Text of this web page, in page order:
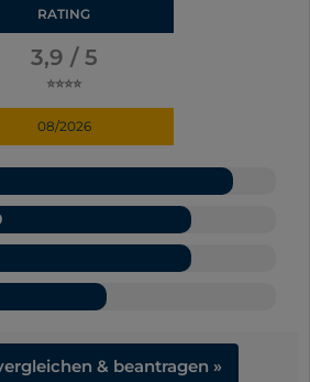
RATING
3,9 / 5
⭐⭐⭐⭐
08/2026
& beantragen »